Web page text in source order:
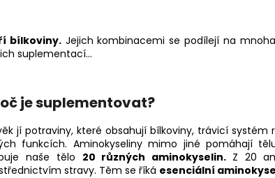
bílkoviny. Jejich kombinacemi se podílejí na
suplementací...
je suplementovat?
jí potraviny, které obsahují bílkoviny, trávicí
funkcích. Aminokyseliny mimo jiné pomáhají
naše tělo 20 různých aminokyselin. Z 20
stravy. Těm se říká esenciální
LAUF PREWORKOUT, S
ČERVENÝ POMERANČ, 400 G
Kč
G
699 Kč